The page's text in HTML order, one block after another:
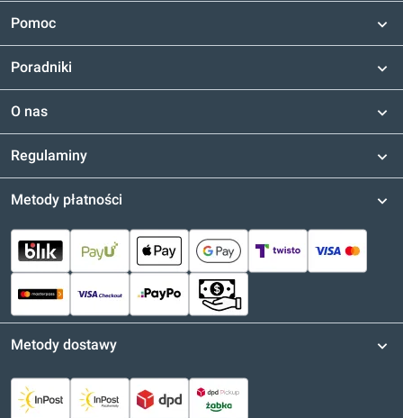
Pomoc
Poradniki
O nas
Regulaminy
Metody płatności
Metody dostawy